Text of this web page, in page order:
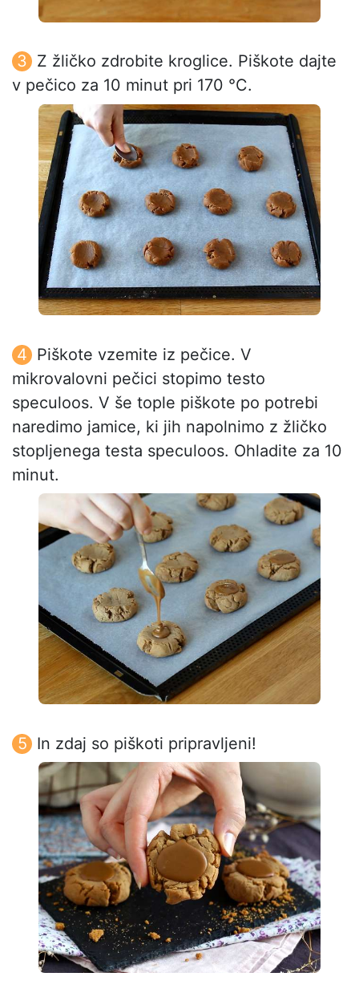
Z žličko zdrobite kroglice. Piškote dajte
v pečico za 10 minut pri 170 °C.
Piškote vzemite iz pečice. V
mikrovalovni pečici stopimo testo
speculoos. V še tople piškote po potrebi
naredimo jamice, ki jih napolnimo z žličko
stopljenega testa speculoos. Ohladite za 10
minut.
In zdaj so piškoti pripravljeni!